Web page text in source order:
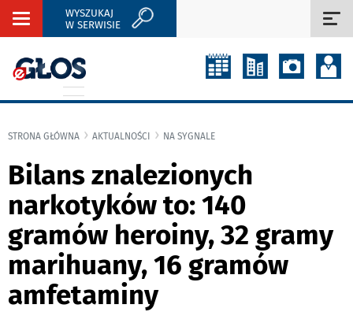
Rozwiń
WYSZUKAJ
W SERWISIE
STRONA GŁÓWNA AKTUALNOŚCI NA SYGNALE
Bilans znalezionych
narkotyków to: 140
gramów heroiny, 32 gramy
marihuany, 16 gramów
amfetaminy